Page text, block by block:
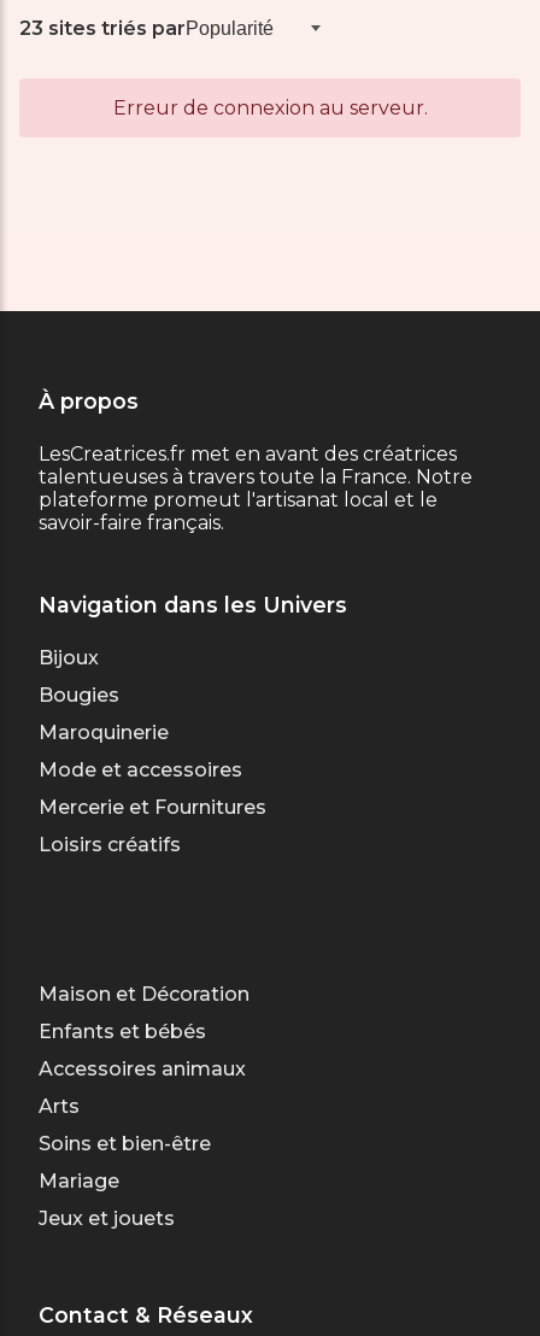
23 sites triés par
Erreur de connexion au serveur.
À propos
LesCreatrices.fr met en avant des créatrices
talentueuses à travers toute la France. Notre
plateforme promeut l'artisanat local et le
savoir-faire français.
Navigation dans les Univers
Bijoux
Bougies
Maroquinerie
Mode et accessoires
Mercerie et Fournitures
Loisirs créatifs
Maison et Décoration
Enfants et bébés
Accessoires animaux
Arts
Soins et bien-être
Mariage
Jeux et jouets
Contact & Réseaux